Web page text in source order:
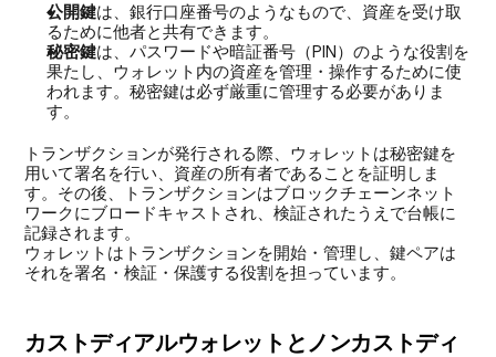
公開鍵は、銀行口座番号のようなもので、資産を受け取
るために他者と共有できます。
秘密鍵は、パスワードや暗証番号（PIN）のような役割を
果たし、ウォレット内の資産を管理・操作するために使
われます。秘密鍵は必ず厳重に管理する必要がありま
す。
トランザクションが発行される際、ウォレットは秘密鍵を
用いて署名を行い、資産の所有者であることを証明しま
す。その後、トランザクションはブロックチェーンネット
ワークにブロードキャストされ、検証されたうえで台帳に
記録されます。
ウォレットはトランザクションを開始・管理し、鍵ペアは
それを署名・検証・保護する役割を担っています。
カストディアルウォレットとノンカストディ